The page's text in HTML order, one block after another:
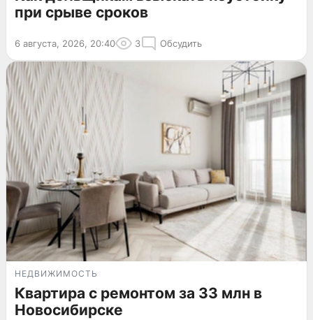
при срыве сроков
6 августа, 2026, 20:40 3 Обсудить
НЕДВИЖИМОСТЬ
Квартира с ремонтом за 33 млн в
Новосибирске